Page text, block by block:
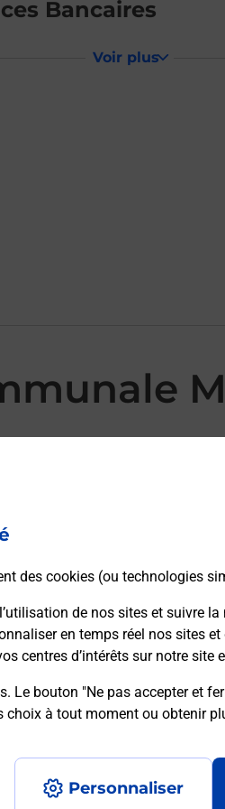
des cookies (ou technologies
de nos sites et suivre
en temps réel nos sites
centres d’intérêts sur notre site
Le bouton "Ne pas accepter et
à tout moment ou obtenir
Personnaliser
Bancaires
Voir plus
MAIRIE vous accueille à
Colis. Avec laposte.fr, vous
étiquettes colis avec
courrier à votre nouvelle adresse.